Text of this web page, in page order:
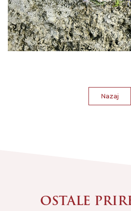
Nazaj
OSTALE